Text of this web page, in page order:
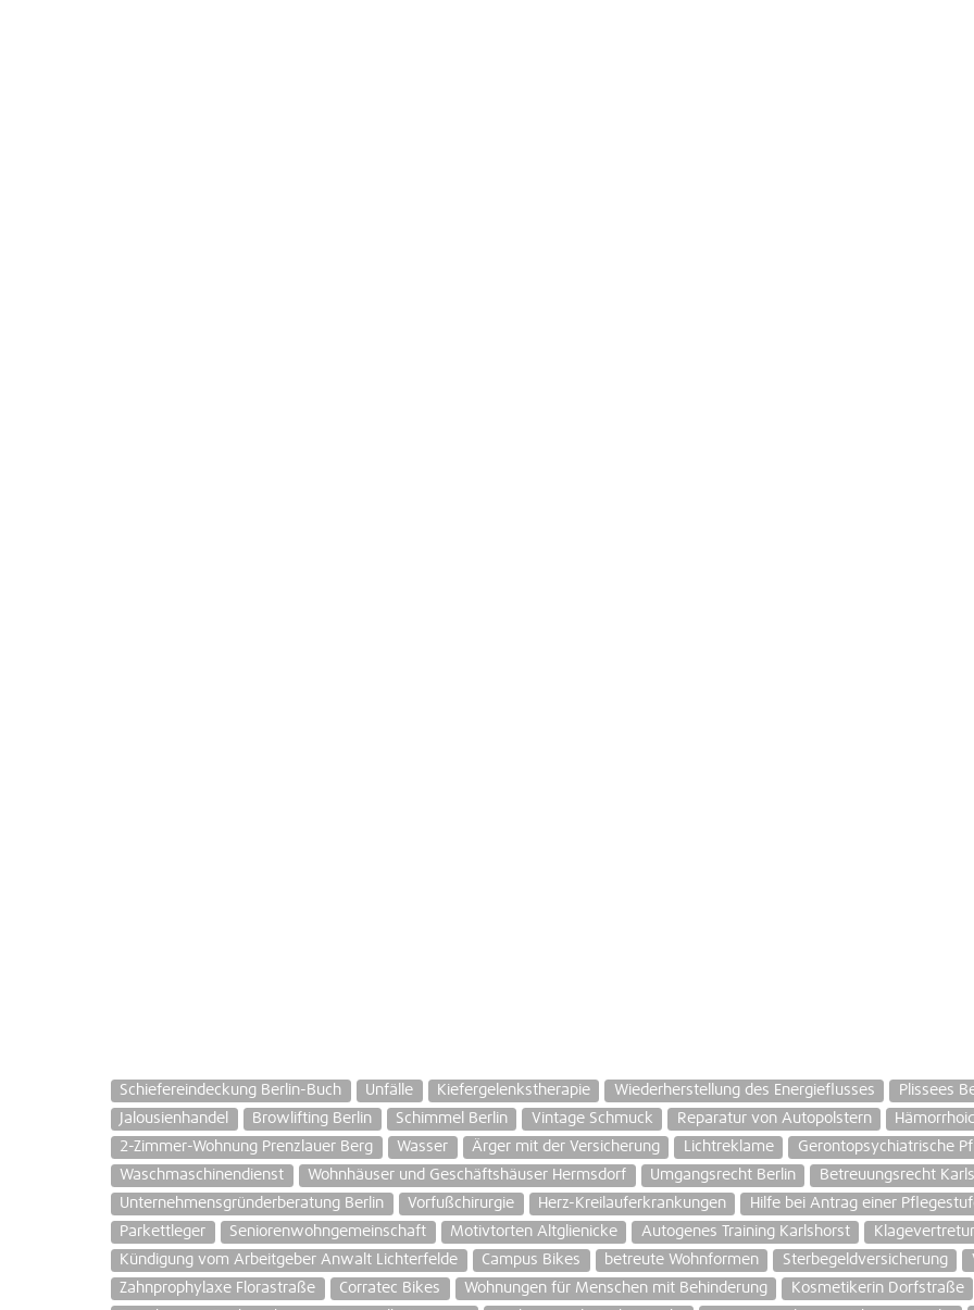
Schiefereindeckung Berlin-Buch Unfälle Kiefergelenkstherapie Wiederherstellung des Energieflusses Plissees
Jalousienhandel
Browlifting Berlin Schimmel Berlin Vintage Schmuck Reparatur von Autopolstern
2-Zimmer-Wohnung Prenzlauer Berg
Wasser Ärger mit der Versicherung Lichtreklame Gerontopsychiatrische
Waschmaschinendienst
Wohnhäuser und Geschäftshäuser Hermsdorf Umgangsrecht Berlin Betreuungsrecht
Unternehmensgründerberatung Berlin
Vorfußchirurgie Herz-Kreilauferkrankungen Hilfe bei Antrag einer
Parkettleger
Seniorenwohngemeinschaft Motivtorten Altglienicke Autogenes Training Karlshorst
Kündigung vom Arbeitgeber Anwalt Lichterfelde
Campus Bikes betreute Wohnformen Sterbegeldversicherung
Zahnprophylaxe Florastraße
Corratec Bikes Wohnungen für Menschen mit Behinderung Kosmetikerin Dorfstraße